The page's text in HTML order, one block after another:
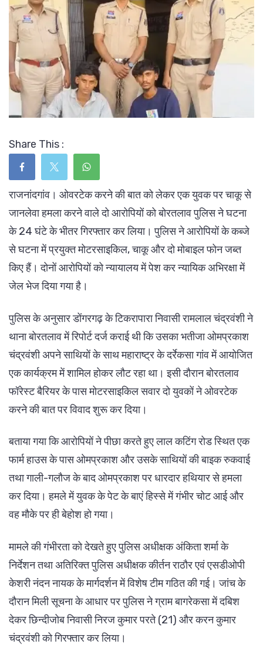
Share This :
राजनांदगांव। ओवरटेक करने की बात को लेकर एक युवक पर चाकू से
जानलेवा हमला करने वाले दो आरोपियों को बोरतलाव पुलिस ने घटना
के 24 घंटे के भीतर गिरफ्तार कर लिया। पुलिस ने आरोपियों के कब्जे
से घटना में प्रयुक्त मोटरसाइकिल, चाकू और दो मोबाइल फोन जब्त
किए हैं। दोनों आरोपियों को न्यायालय में पेश कर न्यायिक अभिरक्षा में
जेल भेज दिया गया है।
पुलिस के अनुसार डोंगरगढ़ के टिकरापारा निवासी रामलाल चंद्रवंशी ने
थाना बोरतलाव में रिपोर्ट दर्ज कराई थी कि उसका भतीजा ओमप्रकाश
चंद्रवंशी अपने साथियों के साथ महाराष्ट्र के दर्रेकसा गांव में आयोजित
एक कार्यक्रम में शामिल होकर लौट रहा था। इसी दौरान बोरतलाव
फॉरेस्ट बैरियर के पास मोटरसाइकिल सवार दो युवकों ने ओवरटेक
करने की बात पर विवाद शुरू कर दिया।
बताया गया कि आरोपियों ने पीछा करते हुए लाल कटिंग रोड स्थित एक
फार्म हाउस के पास ओमप्रकाश और उसके साथियों की बाइक रुकवाई
तथा गाली-गलौज के बाद ओमप्रकाश पर धारदार हथियार से हमला
कर दिया। हमले में युवक के पेट के बाएं हिस्से में गंभीर चोट आई और
वह मौके पर ही बेहोश हो गया।
मामले की गंभीरता को देखते हुए पुलिस अधीक्षक अंकिता शर्मा के
निर्देशन तथा अतिरिक्त पुलिस अधीक्षक कीर्तन राठौर एवं एसडीओपी
केशरी नंदन नायक के मार्गदर्शन में विशेष टीम गठित की गई। जांच के
दौरान मिली सूचना के आधार पर पुलिस ने ग्राम बागरेकसा में दबिश
देकर छिन्दीजोब निवासी निरज कुमार परते (21) और करन कुमार
चंद्रवंशी को गिरफ्तार कर लिया।